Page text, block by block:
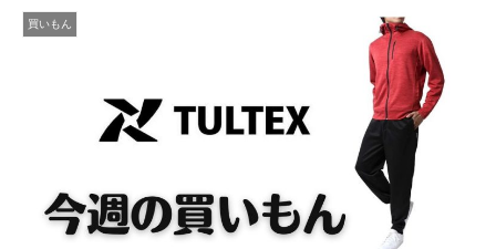
買いもん